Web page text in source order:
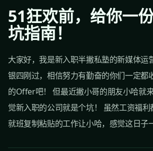
51狂欢前，给你一
坑指南！
大家好，我是新入职半撇私塾的新媒体运
银四刚过，相信努力有勤奋的你们一定都
的Offer吧！ 但最近撇小哥的朋友小哈就
觉新入职的公司就是个坑！ 虽然工资福
就班复制粘贴的工作让小哈，感觉这日子